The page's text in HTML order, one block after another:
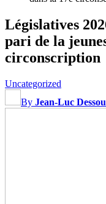
Législatives
pari de la
circonscription
Uncategorized
By Jean-Luc